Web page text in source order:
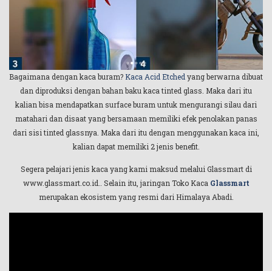
Bagaimana dengan kaca buram? Kaca Acid Etched yang berwarna dibuat
dan diproduksi dengan bahan baku kaca tinted glass. Maka dari itu
kalian bisa mendapatkan surface buram untuk mengurangi silau dari
matahari dan disaat yang bersamaan memiliki efek penolakan panas
dari sisi tinted glassnya. Maka dari itu dengan menggunakan kaca ini,
kalian dapat memiliki 2 jenis benefit.
Segera pelajari jenis kaca yang kami maksud melalui Glassmart di
www.glassmart.co.id.. Selain itu, jaringan Toko Kaca Glassmart
merupakan ekosistem yang resmi dari Himalaya Abadi.